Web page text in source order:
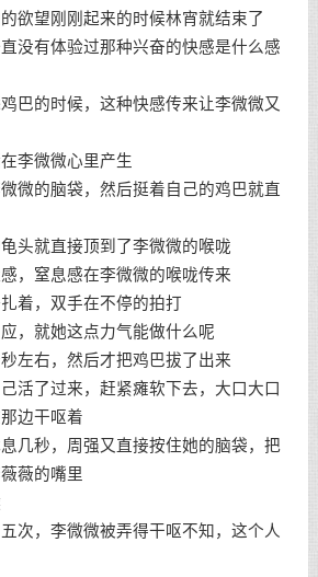
欲望刚刚起来的时候林宵就结束了
没有体验过那种兴奋的快感是什么感
巴的时候，这种快感传来让李微微又
李微微心里产生
微的脑袋，然后挺着自己的鸡巴就直
头就直接顶到了李微微的喉咙
，窒息感在李微微的喉咙传来
着，双手在不停的拍打
，就她这点力气能做什么呢
左右，然后才把鸡巴拔了出来
活了过来，赶紧瘫软下去，大口大口
边干呕着
几秒，周强又直接按住她的脑袋，把
薇的嘴里
次，李微微被弄得干呕不知，这个人